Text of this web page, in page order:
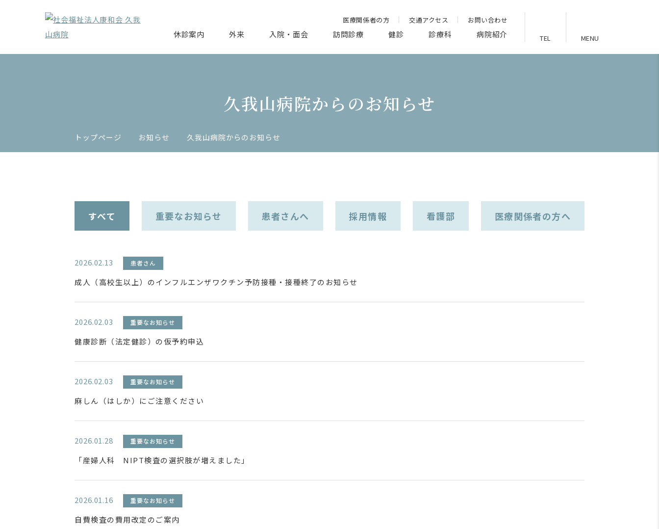
医療関係者の方 交通アクセス お問い合わせ
休診案内 外来 入院・面会 訪問診療 健診 診療科 病院紹介 TEL MENU
久我山病院からのお知らせ
トップページ お知らせ 久我山病院からのお知らせ
すべて 重要なお知らせ 患者さんへ 採用情報 看護部 医療関係者の方へ
2026.02.13 患者さん
成人（高校生以上）のインフルエンザワクチン予防接種・接種終了のお知らせ
2026.02.03 重要なお知らせ
健康診断（法定健診）の仮予約申込
2026.02.03 重要なお知らせ
麻しん（はしか）にご注意ください
2026.01.28 重要なお知らせ
「産婦人科 NIPT検査の選択肢が増えました」
2026.01.16 重要なお知らせ
自費検査の費用改定のご案内